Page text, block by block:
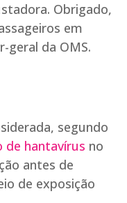
Obrigado,
em
geral da OMS.
segundo
de hantavírus no
antes de
de exposição